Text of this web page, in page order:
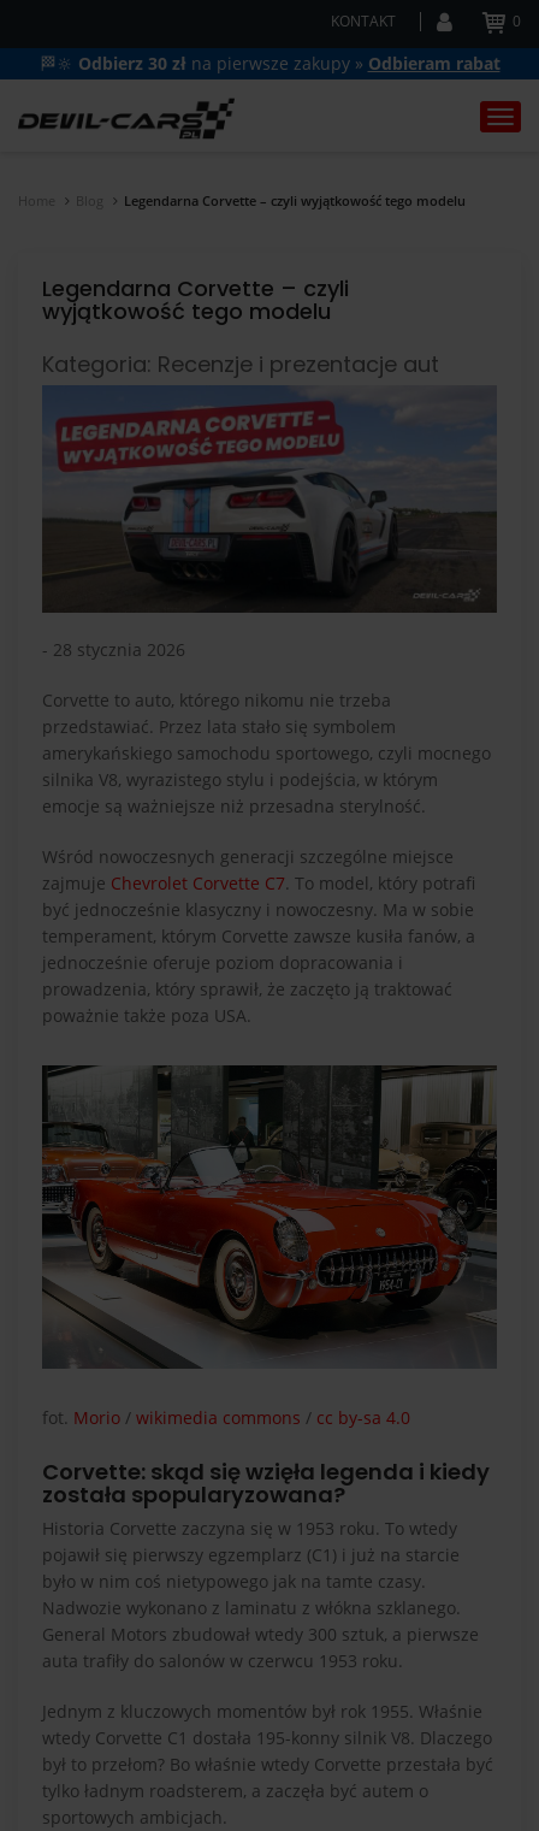
KONTAKT 0
🏁🔆 Odbierz 30 zł na pierwsze zakupy » Odbieram rabat
Home Blog Legendarna Corvette – czyli wyjątkowość tego modelu
Legendarna Corvette – czyli
wyjątkowość tego modelu
Kategoria: Recenzje i prezentacje aut
- 28 stycznia 2026
Corvette to auto, którego nikomu nie trzeba
przedstawiać. Przez lata stało się symbolem
amerykańskiego samochodu sportowego, czyli mocnego
silnika V8, wyrazistego stylu i podejścia, w którym
emocje są ważniejsze niż przesadna sterylność.
Wśród nowoczesnych generacji szczególne miejsce
zajmuje Chevrolet Corvette C7. To model, który potrafi
być jednocześnie klasyczny i nowoczesny. Ma w sobie
temperament, którym Corvette zawsze kusiła fanów, a
jednocześnie oferuje poziom dopracowania i
prowadzenia, który sprawił, że zaczęto ją traktować
poważnie także poza USA.
fot. Morio / wikimedia commons / cc by-sa 4.0
Corvette: skąd się wzięła legenda i kiedy
została spopularyzowana?
Historia Corvette zaczyna się w 1953 roku. To wtedy
pojawił się pierwszy egzemplarz (C1) i już na starcie
było w nim coś nietypowego jak na tamte czasy.
Nadwozie wykonano z laminatu z włókna szklanego.
General Motors zbudował wtedy 300 sztuk, a pierwsze
auta trafiły do salonów w czerwcu 1953 roku.
Jednym z kluczowych momentów był rok 1955. Właśnie
wtedy Corvette C1 dostała 195-konny silnik V8. Dlaczego
był to przełom? Bo właśnie wtedy Corvette przestała być
tylko ładnym roadsterem, a zaczęła być autem o
sportowych ambicjach.